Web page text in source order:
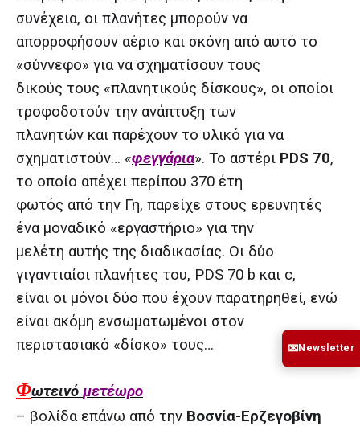
συνέχεια, οι πλανήτες μπορούν να
απορροφήσουν αέριο και σκόνη από αυτό το
«σύννεφο» για να σχηματίσουν τους
δικούς τους «πλανητικούς δίσκους», οι οποίοι
τροφοδοτούν την ανάπτυξη των
πλανητών και παρέχουν το υλικό για να
σχηματιστούν… «φεγγάρια». Το αστέρι PDS 70,
το οποίο απέχει περίπου 370 έτη
φωτός από την Γη, παρείχε στους ερευνητές
ένα μοναδικό «εργαστήριο» για την
μελέτη αυτής της διαδικασίας. Οι δύο
γιγαντιαίοι πλανήτες του, PDS 70 b και c,
είναι οι μόνοι δύο που έχουν παρατηρηθεί, ενώ
είναι ακόμη ενσωματωμένοι στον
περιστασιακό «δίσκο» τους…
Φωτεινό μετέωρο
– βολίδα επάνω από την Βοσνία-Ερζεγοβίνη
✉Newsletter